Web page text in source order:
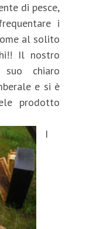
di pesce,
i
al solito
Il nostro
chiaro
e si è
prodotto
I